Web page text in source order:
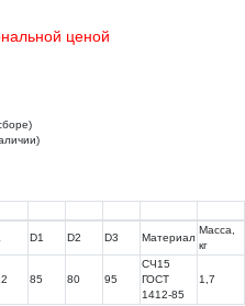
ценой
D1 D2 D3 Материал
Масса,
кг
85 80 95
СЧ15
ГОСТ
1412-85
1,7